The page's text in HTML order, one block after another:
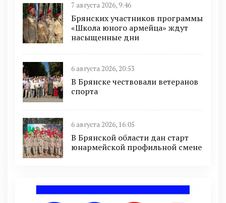
7 августа 2026, 9:46
Брянских участников программы
«Школа юного армейца» ждут
насыщенные дни
6 августа 2026, 20:53
В Брянске чествовали ветеранов
спорта
6 августа 2026, 16:05
В Брянской области дан старт
юнармейской профильной смене